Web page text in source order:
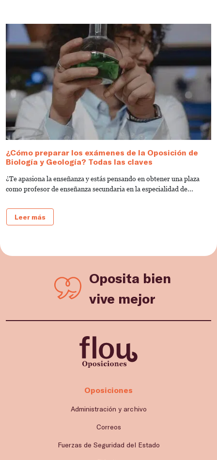
¿Cómo preparar los exámenes de la Oposición de
Biología y Geología? Todas las claves
¿Te apasiona la enseñanza y estás pensando en obtener una plaza
como profesor de enseñanza secundaria en la especialidad de...
Leer más
Oposita bien
vive mejor
Oposiciones
Administración y archivo
Correos
Fuerzas de Seguridad del Estado